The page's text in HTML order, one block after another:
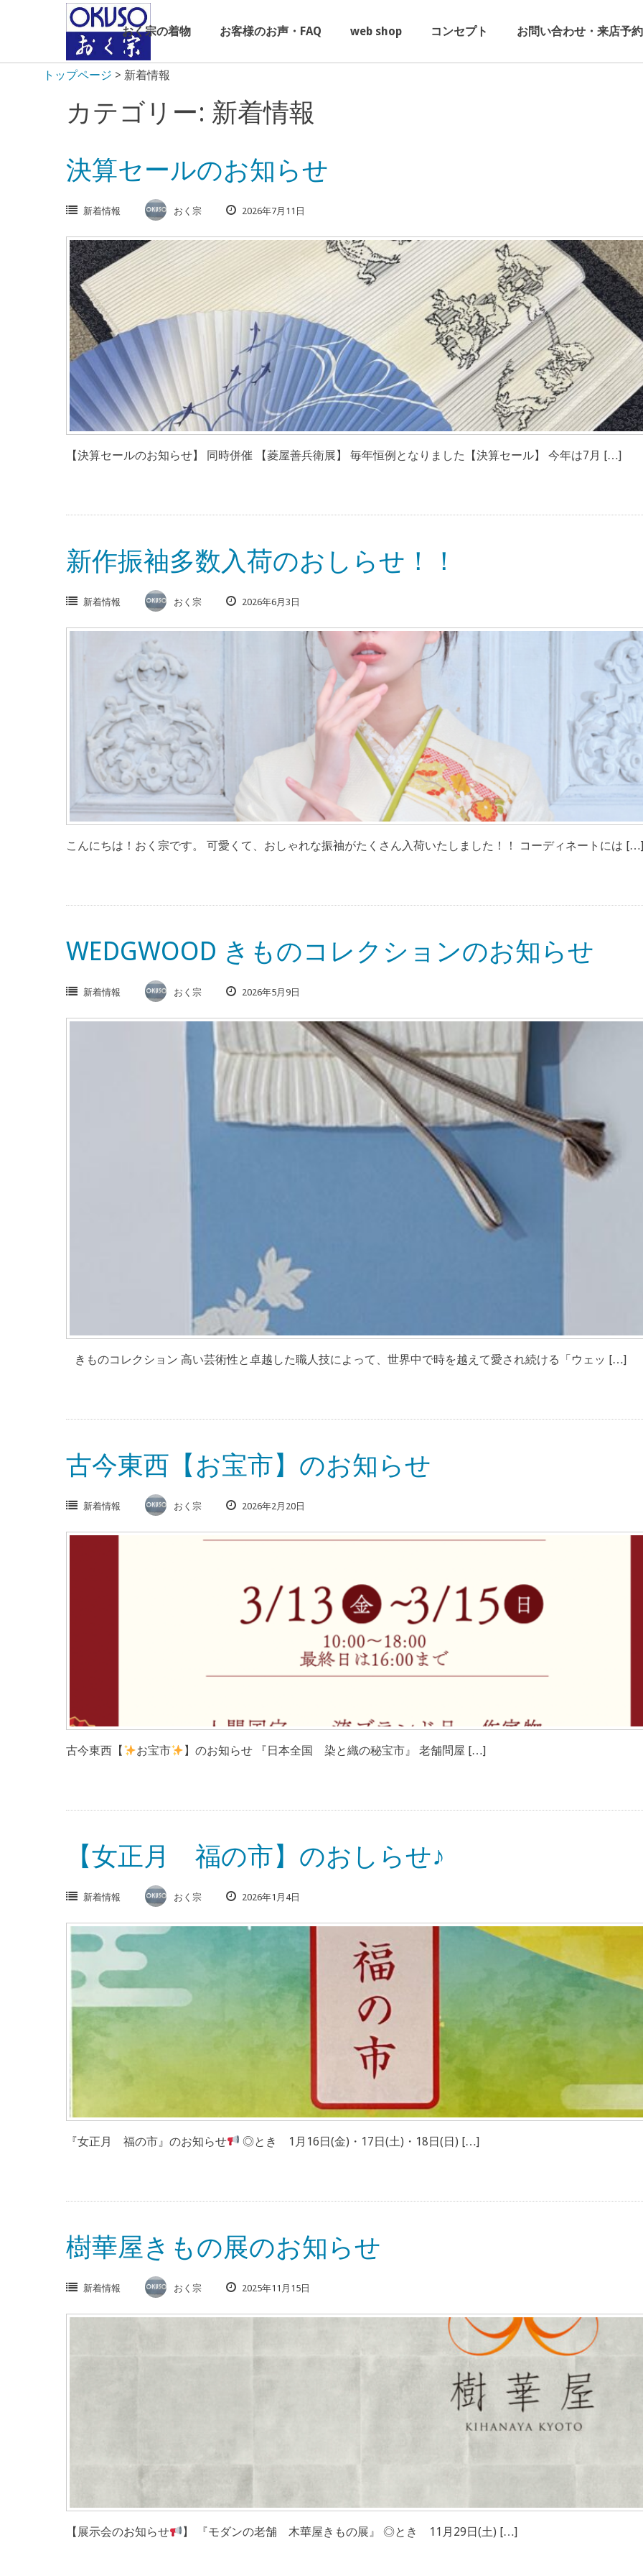
おく宗の着物 お客様のお声・FAQ web shop コンセプト お問い合わせ・来店予約
トップページ > 新着情報
カテゴリー: 新着情報
決算セールのお知らせ
新着情報 おく宗 2026年7月11日
【決算セールのお知らせ】 同時併催 【菱屋善兵衛展】 毎年恒例となりました【決算セール】 今年は7月 […]
新作振袖多数入荷のおしらせ！！
新着情報 おく宗 2026年6月3日
こんにちは！おく宗です。 可愛くて、おしゃれな振袖がたくさん入荷いたしました！！ コーディネートには […]
WEDGWOOD きものコレクションのお知らせ
新着情報 おく宗 2026年5月9日
きものコレクション 高い芸術性と卓越した職人技によって、世界中で時を越えて愛され続ける「ウェッ […]
古今東西【お宝市】のお知らせ
新着情報 おく宗 2026年2月20日
古今東西【 お宝市 】のお知らせ 『日本全国 染と織の秘宝市』 老舗問屋 […]
【女正月 福の市】のおしらせ♪
新着情報 おく宗 2026年1月4日
『女正月 福の市』のお知らせ ◎とき 1月16日(金)・17日(土)・18日(日) […]
樹華屋きもの展のお知らせ
新着情報 おく宗 2025年11月15日
【展示会のお知らせ 】 『モダンの老舗 木華屋きもの展』 ◎とき 11月29日(土) […]